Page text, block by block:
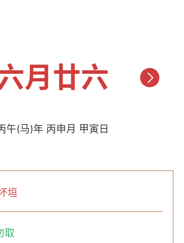
月廿六
午(马)年 丙申月 甲寅日
垣
取